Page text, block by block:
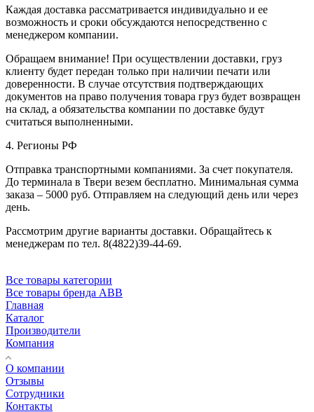
Каждая доставка рассматривается индивидуально и ее
возможность и сроки обсуждаются непосредственно с
менеджером компании.
Обращаем внимание! При осуществлении доставки, груз
клиенту будет передан только при наличии печати или
доверенности. В случае отсутствия подтверждающих
документов на право получения товара груз будет возвращен
на склад, а обязательства компании по доставке будут
считаться выполненными.
4. Регионы РФ
Отправка транспортными компаниями. За счет покупателя.
До терминала в Твери везем бесплатно. Минимальная сумма
заказа – 5000 руб. Отправляем на следующий день или через
день.
Рассмотрим другие варианты доставки. Обращайтесь к
менеджерам по тел. 8(4822)39-44-69.
Все товары категории
Все товары бренда ABB
Главная
Каталог
Производители
Компания
О компании
Отзывы
Сотрудники
Контакты